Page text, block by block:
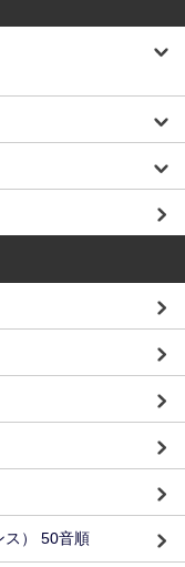
ス） 50音順